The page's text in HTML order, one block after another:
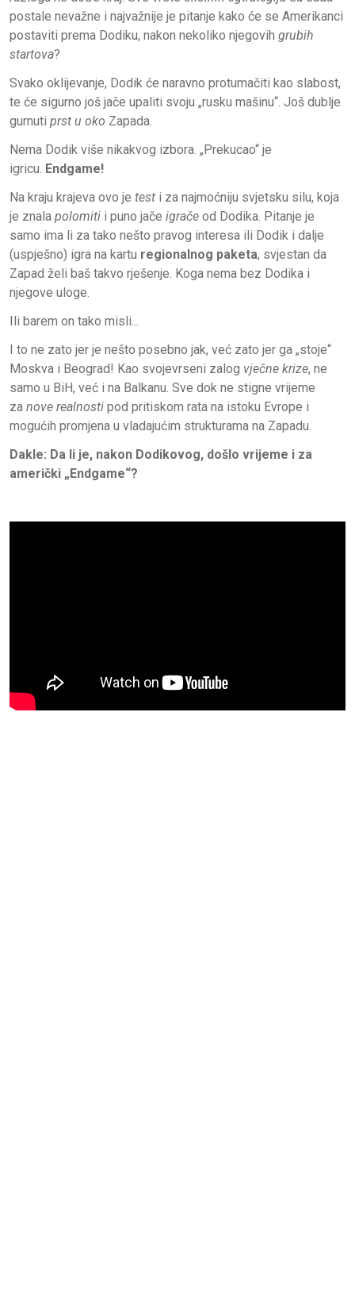
postale nevažne i najvažnije je pitanje kako će se Amerikanci
postaviti prema Dodiku, nakon nekoliko njegovih grubih
startova?
Svako oklijevanje, Dodik će naravno protumačiti kao slabost,
te će sigurno još jače upaliti svoju „rusku mašinu“. Još dublje
gurnuti prst u oko Zapada.
Nema Dodik više nikakvog izbora. „Prekucao“ je
igricu. Endgame!
Na kraju krajeva ovo je test i za najmoćniju svjetsku silu, koja
je znala polomiti i puno jače igrače od Dodika. Pitanje je
samo ima li za tako nešto pravog interesa ili Dodik i dalje
(uspješno) igra na kartu regionalnog paketa, svjestan da
Zapad želi baš takvo rješenje. Koga nema bez Dodika i
njegove uloge.
Ili barem on tako misli...
I to ne zato jer je nešto posebno jak, već zato jer ga „stoje“
Moskva i Beograd! Kao svojevrseni zalog vječne krize, ne
samo u BiH, već i na Balkanu. Sve dok ne stigne vrijeme
za nove realnosti pod pritiskom rata na istoku Evrope i
mogućih promjena u vladajućim strukturama na Zapadu.
Dakle: Da li je, nakon Dodikovog, došlo vrijeme i za
američki „Endgame“?